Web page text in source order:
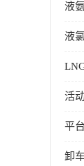
液
液
活
平
卸